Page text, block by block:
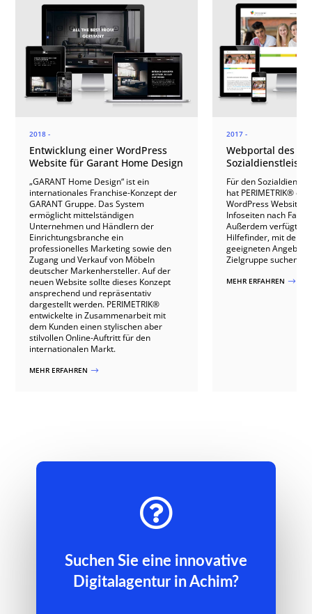
2018 -
Entwicklung einer WordPress
Website für Garant Home Design
„GARANT Home Design“ ist ein
internationales Franchise-Konzept der
GARANT Gruppe. Das System
ermöglicht mittelständigen
Unternehmen und Händlern der
Einrichtungsbranche ein
professionelles Marketing sowie den
Zugang und Verkauf von Möbeln
deutscher Markenhersteller. Auf der
neuen Website sollte dieses Konzept
ansprechend und repräsentativ
dargestellt werden. PERIMETRIK®
entwickelte in Zusammenarbeit mit
dem Kunden einen stylischen aber
stilvollen Online-Auftritt für den
internationalen Markt.
MEHR ERFAHREN $
2017 -
Webportal des
Für den
hat PERIMETRIK®
WordPress Website
Infoseiten nach
Außerdem verfügt
Hilfefinder, mit dem
geeigneten
Zielgruppe suchen
MEHR ERFAHREN $

Suchen Sie eine innovative
Digitalagentur in Achim?